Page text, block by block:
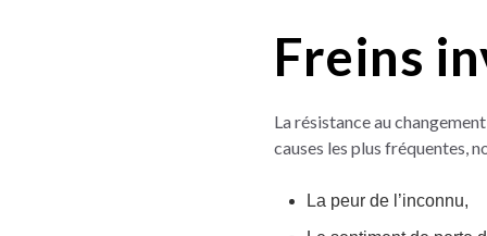
Freins
La résistance au
causes les plus fréquentes,
La peur de l’inconnu,